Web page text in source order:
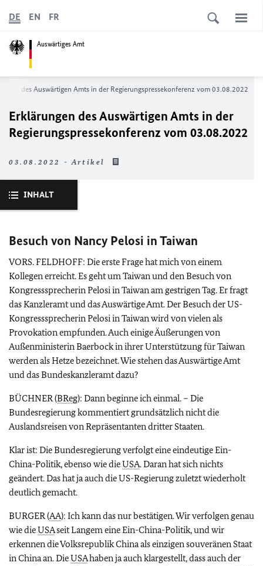
Auswärtiges Amt
DE EN FR
des Auswärtigen Amts in der Regierungspressekonferenz vom 03.08.2022
Erklärungen des Auswärtigen Amts in der
Regierungspressekonferenz vom 03.08.2022
03.08.2022 - Artikel
INHALT
Besuch von Nancy Pelosi in Taiwan
VORS. FELDHOFF: Die erste Frage hat mich von einem
Kollegen erreicht. Es geht um Taiwan und den Besuch von
Kongresssprecherin Pelosi in Taiwan am gestrigen Tag. Er fragt
das Kanzleramt und das Auswärtige Amt. Der Besuch der US-
Kongresssprecherin Pelosi in Taiwan wird von vielen als
Provokation empfunden. Auch einige Äußerungen von
Außenministerin Baerbock in ihrer Unterstützung für Taiwan
werden als Hetze bezeichnet. Wie stehen das Auswärtige Amt
und das Bundeskanzleramt dazu?
BÜCHNER (BReg): Dann beginne ich einmal. – Die
Bundesregierung kommentiert grundsätzlich nicht die
Auslandsreisen von Repräsentanten dritter Staaten.
Klar ist: Die Bundesregierung verfolgt eine eindeutige Ein-
China-Politik, ebenso wie dieUSA. Daran hat sich nichts
geändert. Das hat ja auch die US-Regierung zuletzt wiederholt
deutlich gemacht.
BURGER (AA): Ich kann das nur bestätigen. Wir verfolgen genau
wie dieUSAseit Langem eine Ein-China-Politik, und wir
erkennen die Volksrepublik China als einzigen souveränen Staat
in China an. DieUSAhaben ja auch klargestellt, dass auch der